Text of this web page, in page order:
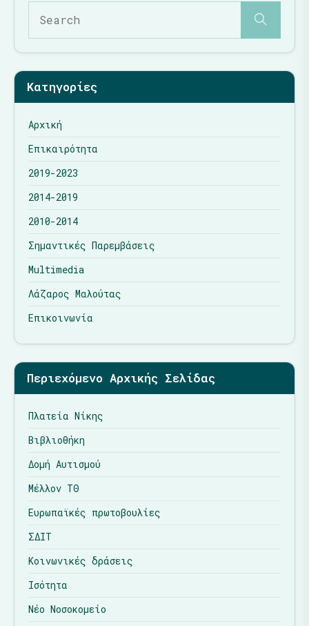
Κατηγορίες
Αρχική
Επικαιρότητα
2019-2023
2014-2019
2010-2014
Σημαντικές Παρεμβάσεις
Multimedia
Λάζαρος Μαλούτας
Επικοινωνία
Περιεχόμενο Αρχικής Σελίδας
Πλατεία Νίκης
Βιβλιοθήκη
Δομή Αυτισμού
Μέλλον ΤΘ
Ευρωπαϊκές πρωτοβουλίες
ΣΔΙΤ
Κοινωνικές δράσεις
Ισότητα
Νέο Νοσοκομείο